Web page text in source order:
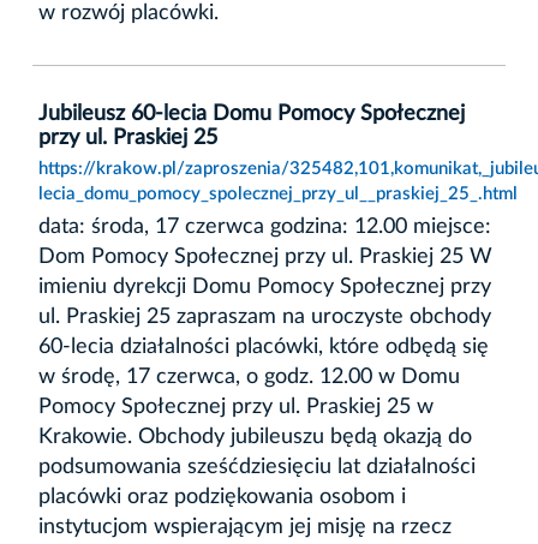
w rozwój placówki.
Jubileusz 60-lecia Domu Pomocy Społecznej
przy ul. Praskiej 25
https://krakow.pl/zaproszenia/
lecia_domu_pomocy_spolecznej_przy_ul__praskiej_25_.html
data: środa, 17 czerwca godzina: 12.00 miejsce:
Dom Pomocy Społecznej przy ul. Praskiej 25 W
imieniu dyrekcji Domu Pomocy Społecznej przy
ul. Praskiej 25 zapraszam na uroczyste obchody
60-lecia działalności placówki, które odbędą się
w środę, 17 czerwca, o godz. 12.00 w Domu
Pomocy Społecznej przy ul. Praskiej 25 w
Krakowie. Obchody jubileuszu będą okazją do
podsumowania sześćdziesięciu lat działalności
placówki oraz podziękowania osobom i
instytucjom wspierającym jej misję na rzecz